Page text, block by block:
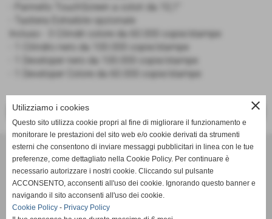
- Pannello TouchScreen a colori da 10,1"
- Tastiera Estraibile opzionale
Incluso - 3 Cilindri colore da 60.000 copie/stampe
- 1 Cilindro nero da 100.000 copie/stampe
- 1 Developer nero da 100.000 copie/stampe
- 1 Developer Colore da 60.000 copie/stampe
<< PRECEDENTE SUCCESSIVO >>
Effesystem di Fabio Favati
Sede legale -Piazza Carducci 18 55045 Pietrasanta (LU)
Sede - Via Ottorino Ciabattini Viareggio
close
Utilizziamo i cookies
Questo sito utilizza cookie propri al fine di migliorare il funzionamento e
monitorare le prestazioni del sito web e/o cookie derivati da strumenti
esterni che consentono di inviare messaggi pubblicitari in linea con le tue
preferenze, come dettagliato nella Cookie Policy. Per continuare è
necessario autorizzare i nostri cookie. Cliccando sul pulsante
ACCONSENTO, acconsenti all'uso dei cookie. Ignorando questo banner e
navigando il sito acconsenti all'uso dei cookie.
Cookie Policy - Privacy Policy